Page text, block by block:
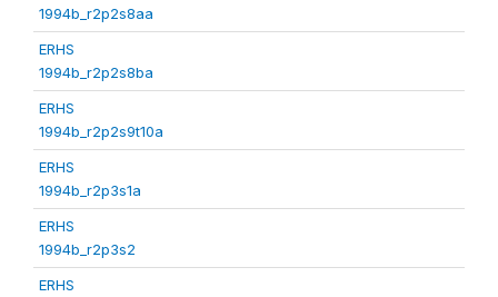
1994b_r2p2s8aa
ERHS
1994b_r2p2s8ba
ERHS
1994b_r2p2s9t10a
ERHS
1994b_r2p3s1a
ERHS
1994b_r2p3s2
ERHS